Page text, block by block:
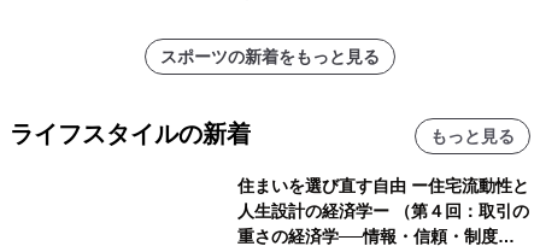
スポーツの新着をもっと見る
ライフスタイルの新着 もっと見る
住まいを選び直す自由 ー住宅流動性と
人生設計の経済学ー （第４回：取引の
重さの経済学──情報・信頼・制度を